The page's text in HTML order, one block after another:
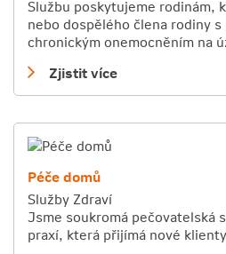
Službu poskytujeme rodinám,
nebo dospělého člena rodiny
chronickým onemocněním na
Zjistit více
Péče domů
Služby Zdraví
Jsme soukromá pečovatelská
praxí, která přijímá nové